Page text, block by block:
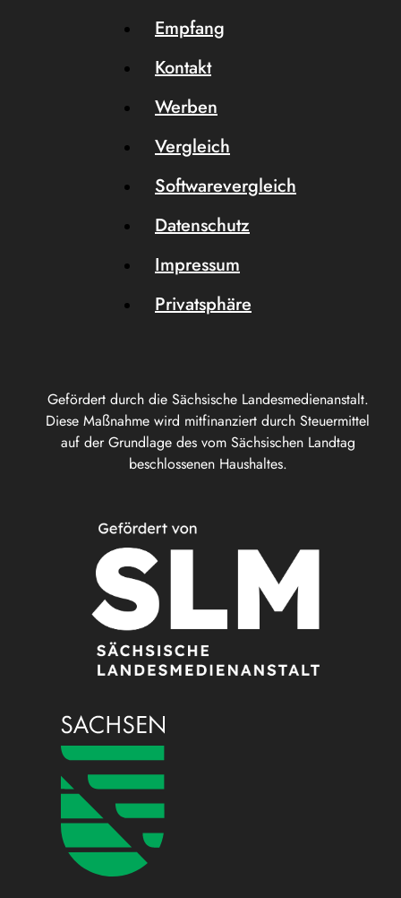
Gefördert durch die Sächsische Landesmedienanstalt.
Diese Maßnahme wird mitfinanziert durch Steuermittel
auf der Grundlage des vom Sächsischen Landtag
beschlossenen Haushaltes.
Empfang
Kontakt
Werben
Vergleich
Softwarevergleich
Datenschutz
Impressum
Privatsphäre